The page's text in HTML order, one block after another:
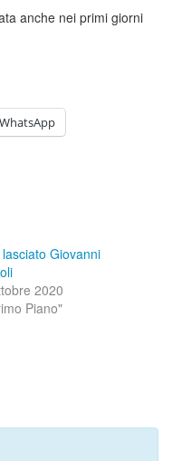
anche nei primi giorni
WhatsApp
Giovanni
2020
Piano"